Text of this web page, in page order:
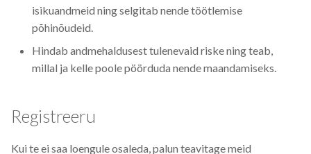
DMP
DMPonline
Data Horror Stories
isikuandmeid ning selgitab nende töötlemise
põhinõudeid.
Hindab andmehaldusest tulenevaid riske ning teab,
millal ja kelle poole pöörduda nende maandamiseks.
Registreeru
Kui te ei saa loengule osaleda, palun teavitage meid